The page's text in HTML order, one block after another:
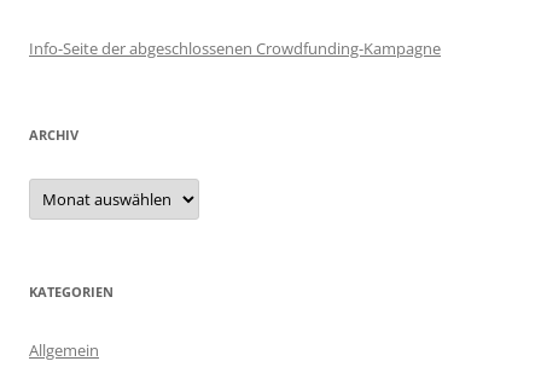
Info-Seite der abgeschlossenen Crowdfunding-Kampagne
ARCHIV
Archiv
KATEGORIEN
Allgemein